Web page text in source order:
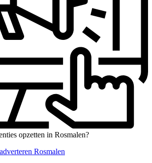
opzetten in Rosmalen?
Rosmalen